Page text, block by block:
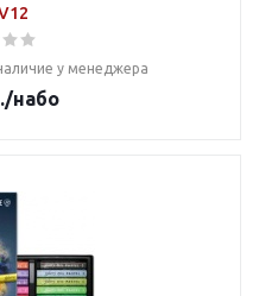
у менеджера
/набо